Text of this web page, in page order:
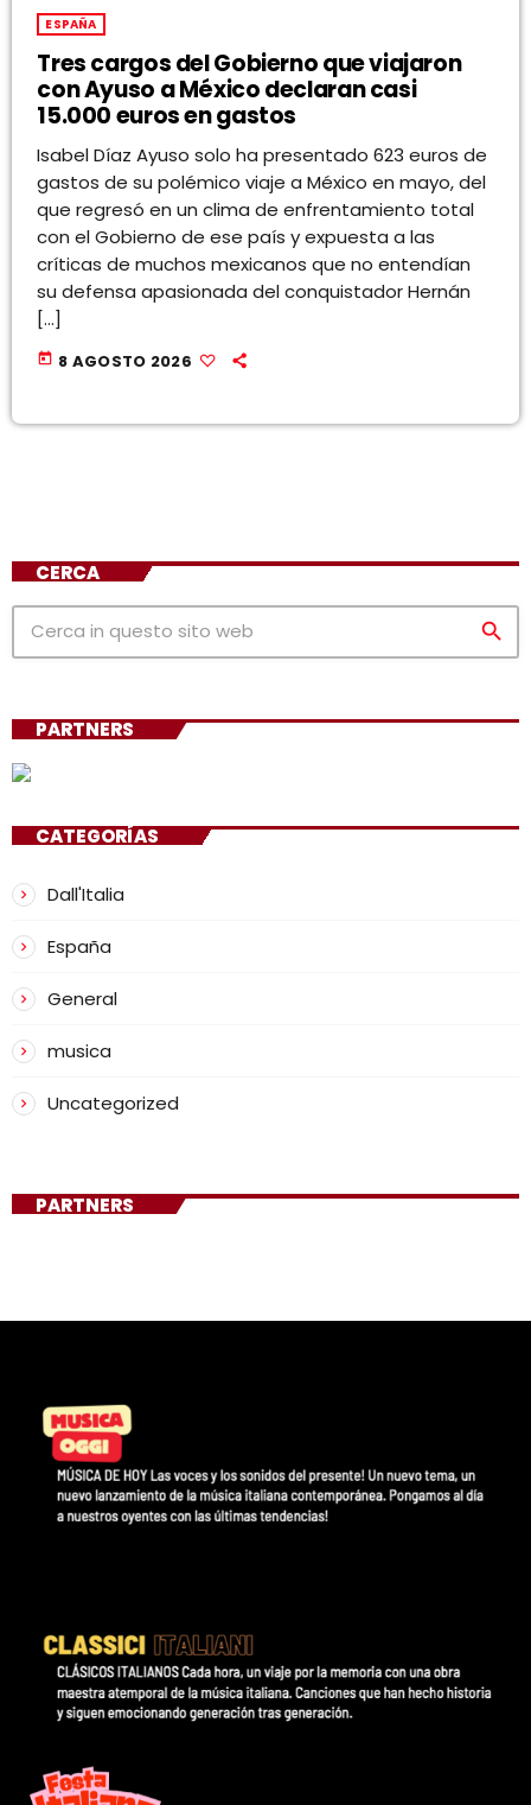
ESPAÑA
Tres cargos del Gobierno que viajaron
con Ayuso a México declaran casi
15.000 euros en gastos
Isabel Díaz Ayuso solo ha presentado 623 euros de
gastos de su polémico viaje a México en mayo, del
que regresó en un clima de enfrentamiento total
con el Gobierno de ese país y expuesta a las
críticas de muchos mexicanos que no entendían
su defensa apasionada del conquistador Hernán
[…]
today 8 AGOSTO 2026
CERCA
search
PARTNERS
CATEGORÍAS
Dall'Italia
España
General
musica
Uncategorized
PARTNERS